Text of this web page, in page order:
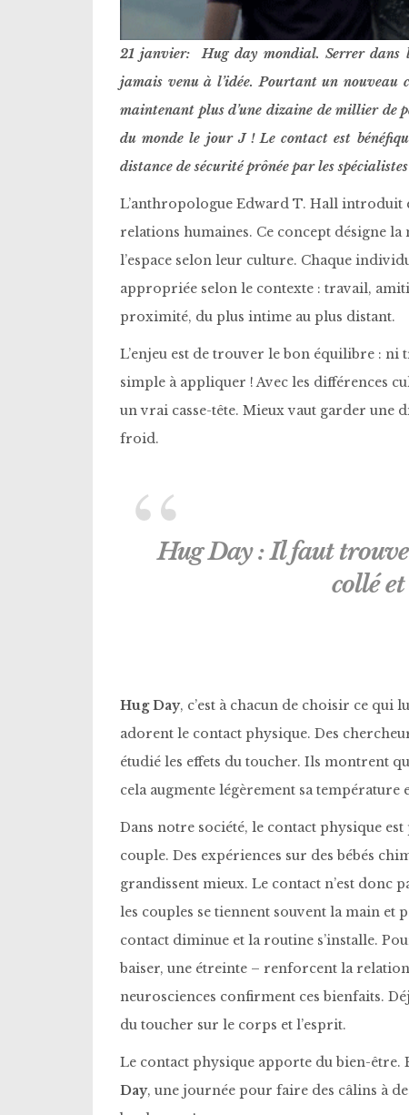
21 janvier: Hug day mondial. Serrer dans
jamais venu à l’idée. Pourtant un nouveau
maintenant plus d’une dizaine de millier de
du monde le jour J ! Le contact est
distance de sécurité prônée par les
L’anthropologue Edward T. Hall introduit
relations humaines. Ce concept désigne
l’espace selon leur culture. Chaque
appropriée selon le contexte : travail,
proximité, du plus intime au plus distant.
L’enjeu est de trouver le bon équilibre :
simple à appliquer ! Avec les différences
un vrai casse-tête. Mieux vaut garder une
froid.
Hug Day : Il faut
collé
Hug Day, c’est à chacun de choisir ce qui
adorent le contact physique. Des
étudié les effets du toucher. Ils montrent
cela augmente légèrement sa
Dans notre société, le contact physique
couple. Des expériences sur des bébés
grandissent mieux. Le contact n’est donc
les couples se tiennent souvent la main et
contact diminue et la routine s’installe.
baiser, une étreinte – renforcent la
neurosciences confirment ces bienfaits.
du toucher sur le corps et l’esprit.
Le contact physique apporte du bien-
Day, une journée pour faire des câlins à